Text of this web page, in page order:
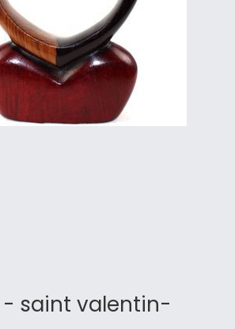
- saint valentin-